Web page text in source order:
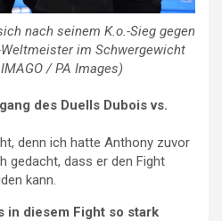
nach seinem K.o.-Sieg gegen
im Schwergewicht
/ PA Images)
des Duells Dubois vs.
denn ich hatte Anthony zuvor
gedacht, dass er den Fight
kann.
in diesem Fight so stark